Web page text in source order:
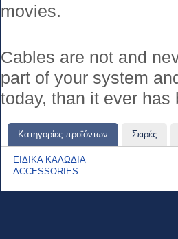
movies.
Cables are not and
part of your system
today, than it ever has
Κατηγορίες προϊόντων Σειρές
ΕΙΔΙΚΑ ΚΑΛΩΔΙΑ
ACCESSORIES